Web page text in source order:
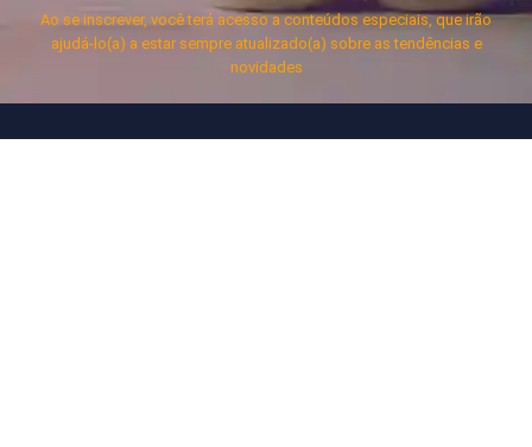
Ao se inscrever, você terá acesso a conteúdos especiais, que irão
ajudá-lo(a) a estar sempre atualizado(a) sobre as tendências e
novidades